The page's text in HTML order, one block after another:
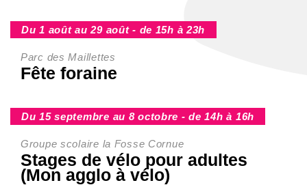
Du 1 août au 29 août - de 15h à 23h
Parc des Maillettes
Fête foraine
Du 15 septembre au 8 octobre - de 14h à 16h
Groupe scolaire la Fosse Cornue
Stages de vélo pour adultes
(Mon agglo à vélo)